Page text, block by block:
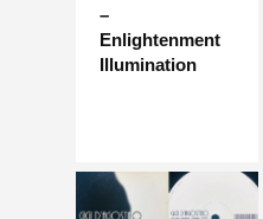
–
Enlightenment
Illumination